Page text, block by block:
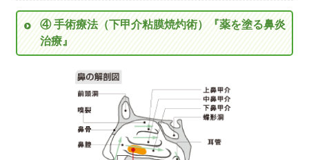
④ 手術療法（下甲介粘膜焼灼術）『薬を塗る鼻炎
治療』